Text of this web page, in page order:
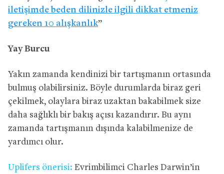
iletişimde beden dilinizle ilgili dikkat etmeniz
gereken 10 alışkanlık”
Yay Burcu
Yakın zamanda kendinizi bir tartışmanın ortasında
bulmuş olabilirsiniz. Böyle durumlarda biraz geri
çekilmek, olaylara biraz uzaktan bakabilmek size
daha sağlıklı bir bakış açısı kazandırır. Bu aynı
zamanda tartışmanın dışında kalabilmenize de
yardımcı olur.
Uplifers önerisi: Evrimbilimci Charles Darwin’in